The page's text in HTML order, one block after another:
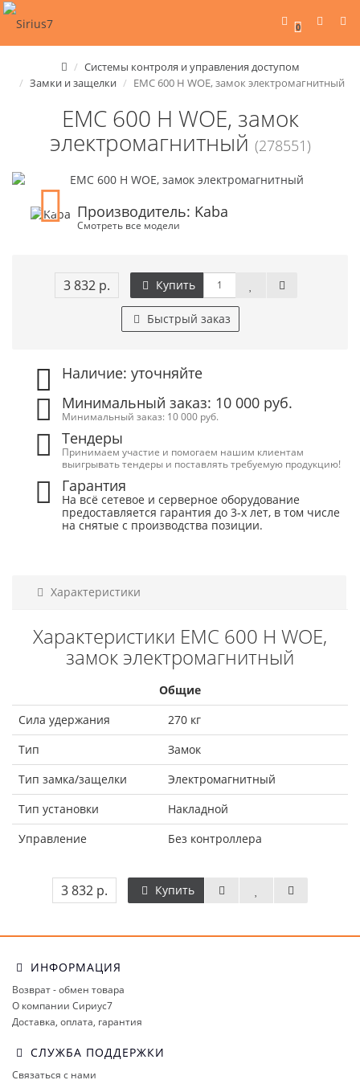
0
Системы контроля и управления доступом
Замки и защелки
EMC 600 H WOE, замок электромагнитный
EMC 600 H WOE, замок
электромагнитный (278551)
Производитель: Kaba
Смотреть все модели
3 832 р. Купить
Быстрый заказ
Наличие: уточняйте
Минимальный заказ: 10 000 руб.
Минимальный заказ: 10 000 руб.
Тендеры
Принимаем участие и помогаем нашим клиентам
выигрывать тендеры и поставлять требуемую продукцию!
Гарантия
На всё сетевое и серверное оборудование
предоставляется гарантия до 3-х лет, в том числе
на снятые с производства позиции.
Характеристики
Характеристики EMC 600 H WOE,
замок электромагнитный
Общие
Сила удержания
270 кг
Тип
Замок
Тип замка/защелки
Электромагнитный
Тип установки
Накладной
Управление
Без контроллера
3 832 р. Купить
ИНФОРМАЦИЯ
Возврат - обмен товара
О компании Сириус7
Доставка, оплата, гарантия
СЛУЖБА ПОДДЕРЖКИ
Связаться с нами